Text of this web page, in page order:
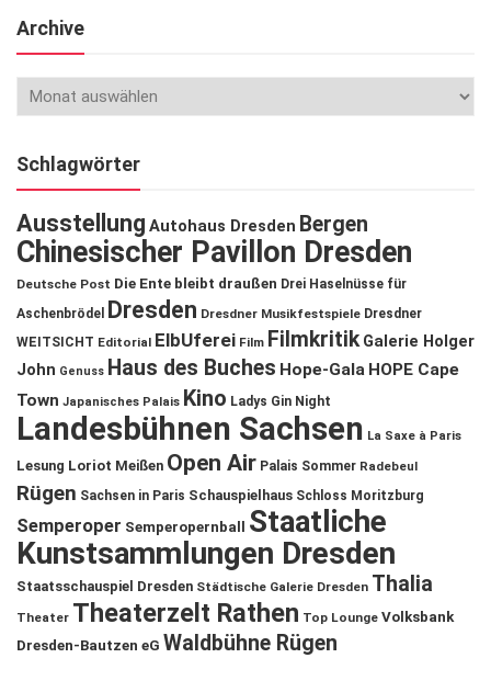
Archive
Schlagwörter
Ausstellung Autohaus Dresden Bergen
Chinesischer Pavillon Dresden
Deutsche Post Die Ente bleibt draußen Drei Haselnüsse für
Aschenbrödel Dresden Dresdner Musikfestspiele Dresdner
WEITSICHT Editorial ElbUferei Film Filmkritik Galerie Holger
John Genuss Haus des Buches Hope-Gala HOPE Cape
Town Japanisches Palais Kino Ladys Gin Night
Landesbühnen Sachsen La Saxe à Paris
Lesung Loriot Meißen Open Air Palais Sommer Radebeul
Rügen Sachsen in Paris Schauspielhaus Schloss Moritzburg
Semperoper Semperopernball Staatliche
Kunstsammlungen Dresden
Staatsschauspiel Dresden Städtische Galerie Dresden Thalia
Theater Theaterzelt Rathen Top Lounge Volksbank
Dresden-Bautzen eG Waldbühne Rügen